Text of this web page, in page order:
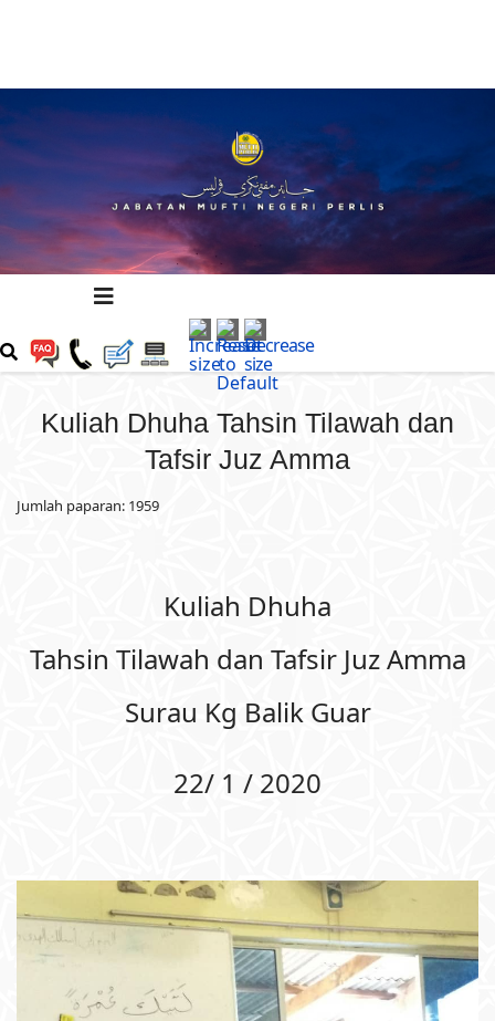
Kuliah Dhuha Tahsin Tilawah dan
Tafsir Juz Amma
Jumlah paparan: 1959
Kuliah Dhuha
Tahsin Tilawah dan Tafsir Juz Amma
Surau Kg Balik Guar
22/ 1 / 2020